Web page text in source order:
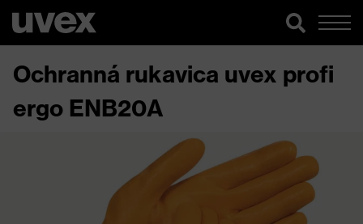
Ochranná rukavica uvex profi
ergo ENB20A